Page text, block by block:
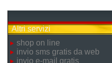
Altri servizi
shop on line
invio sms gratis da web
invio e-mail gratis